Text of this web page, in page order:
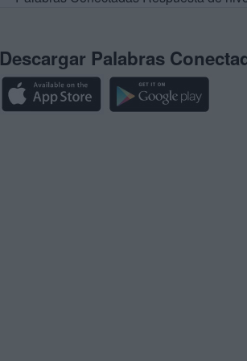
Descargar Palabras